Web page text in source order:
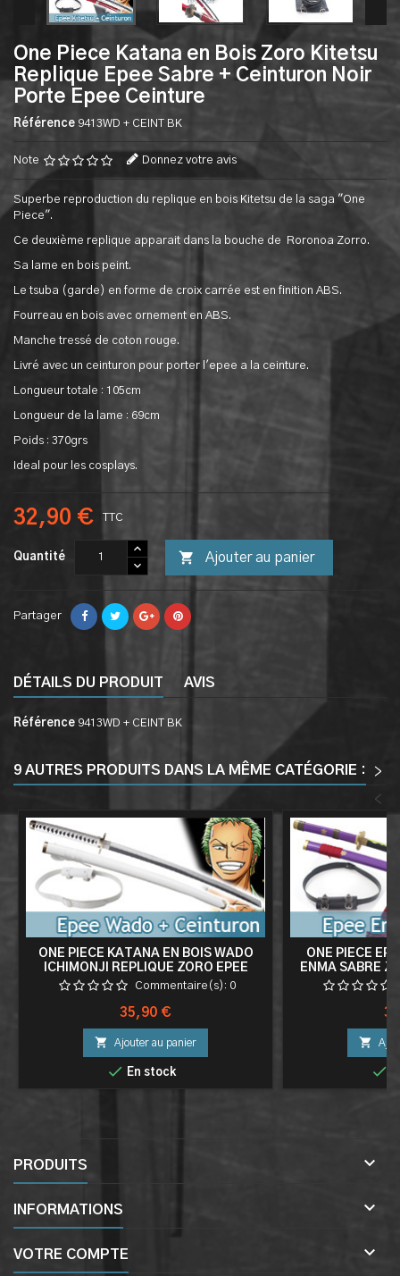
One Piece Katana en Bois Zoro Kitetsu
Replique Epee Sabre + Ceinturon Noir
Porte Epee Ceinture
Référence 9413WD + CEINT BK
Note Donnez votre avis
Superbe reproduction du replique en bois Kitetsu de la saga "One
Piece".
Ce deuxième replique apparait dans la bouche de Roronoa Zorro.
Sa lame en bois peint.
Le tsuba (garde) en forme de croix carrée est en finition ABS.
Fourreau en bois avec ornement en ABS.
Manche tressé de coton rouge.
Livré avec un ceinturon pour porter l'epee a la ceinture.
Longueur totale : 105cm
Longueur de la lame : 69cm
Poids : 370grs
Ideal pour les cosplays.
32,90 € TTC
Quantité  Ajouter au panier
Partager
DÉTAILS DU PRODUIT AVIS
Référence 9413WD + CEINT BK
9 AUTRES PRODUITS DANS LA MÊME CATÉGORIE :
>
<
ONE PIECE KATANA EN BOIS WADO
ICHIMONJI REPLIQUE ZORO EPEE
SABRE + CEINTURON BLANC PORTE
Commentaire(s): 0
Prix
35,90 €
 Ajouter au panier
 En stock
ONE PIECE
ENMA SABRE
VIOLET


PRODUITS 
INFORMATIONS 
VOTRE COMPTE 